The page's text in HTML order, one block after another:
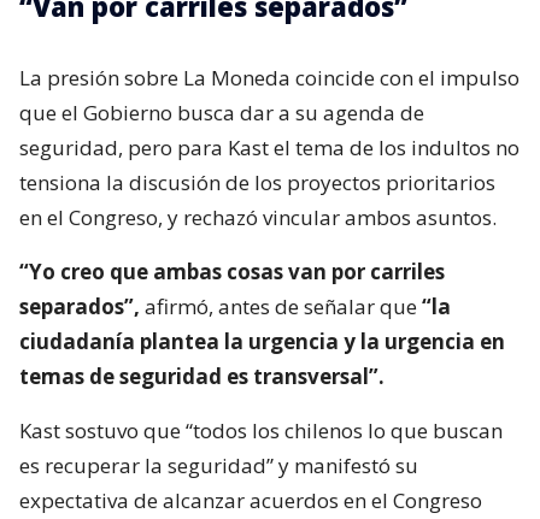
La presión sobre La Moneda coincide con el impulso
que el Gobierno busca dar a su agenda de
seguridad, pero para Kast el tema de los indultos no
tensiona la discusión de los proyectos prioritarios
en el Congreso, y rechazó vincular ambos asuntos.
“Yo creo que ambas cosas van por carriles
separados”, afirmó, antes de señalar que“la
ciudadanía plantea la urgencia y la urgencia en
temas de seguridad es transversal”.
Kast sostuvo que “todos los chilenos lo que buscan
es recuperar la seguridad” y manifestó su
expectativa de alcanzar acuerdos en el Congreso